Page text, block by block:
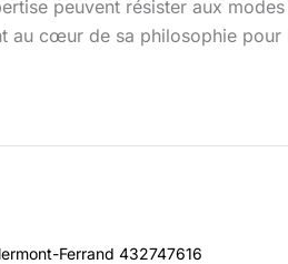
peuvent résister aux modes
au cœur de sa philosophie pour
Ferrand 432747616